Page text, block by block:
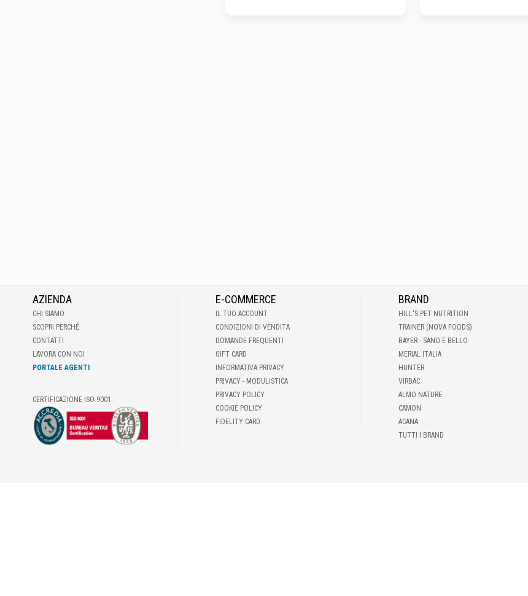
AZIENDA
CHI SIAMO
SCOPRI PERCHÉ
CONTATTI
LAVORA CON NOI
PORTALE AGENTI
CERTIFICAZIONE ISO 9001
E-COMMERCE
IL TUO ACCOUNT
CONDIZIONI DI VENDITA
DOMANDE FREQUENTI
GIFT CARD
INFORMATIVA PRIVACY
PRIVACY - MODULISTICA
PRIVACY POLICY
COOKIE POLICY
FIDELITY CARD
BRAND
HILL'S PET NUTRITION
TRAINER (NOVA FOODS)
BAYER - SANO E BELLO
MERIAL ITALIA
HUNTER
VIRBAC
ALMO NATURE
CAMON
ACANA
TUTTI I BRAND